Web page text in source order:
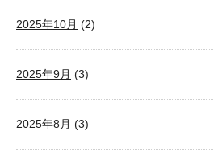
2025年10月 (2)
2025年9月 (3)
2025年8月 (3)